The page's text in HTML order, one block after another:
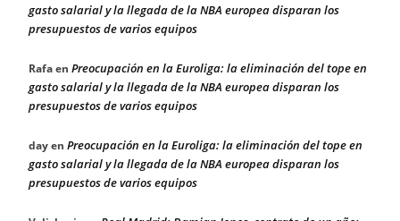
gasto salarial y la llegada de la NBA europea disparan los
presupuestos de varios equipos
Rafaen Preocupación en la Euroliga: la eliminación del tope en
gasto salarial y la llegada de la NBA europea disparan los
presupuestos de varios equipos
dayen Preocupación en la Euroliga: la eliminación del tope en
gasto salarial y la llegada de la NBA europea disparan los
presupuestos de varios equipos